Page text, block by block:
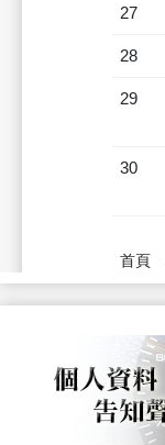
27
28
29
30
首頁